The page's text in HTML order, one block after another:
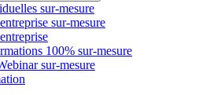
sur-mesure
sur-mesure
100% sur-mesure
sur-mesure